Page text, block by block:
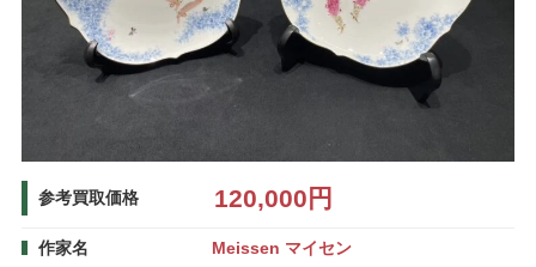
参考買取価格 120,000円
作家名 Meissen マイセン